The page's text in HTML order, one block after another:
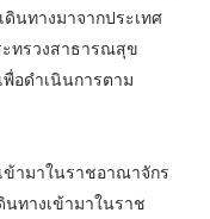
นทางมาจากประเทศ
ทรวงสาธารณสุข
อดำเนินการตาม
ข้ามาในราชอาณาจักร
ทางเข้ามาในราช